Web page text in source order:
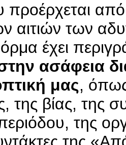
προέρχεται
αιτιών των
έχει
ασάφεια
μας,
βίας, της
της